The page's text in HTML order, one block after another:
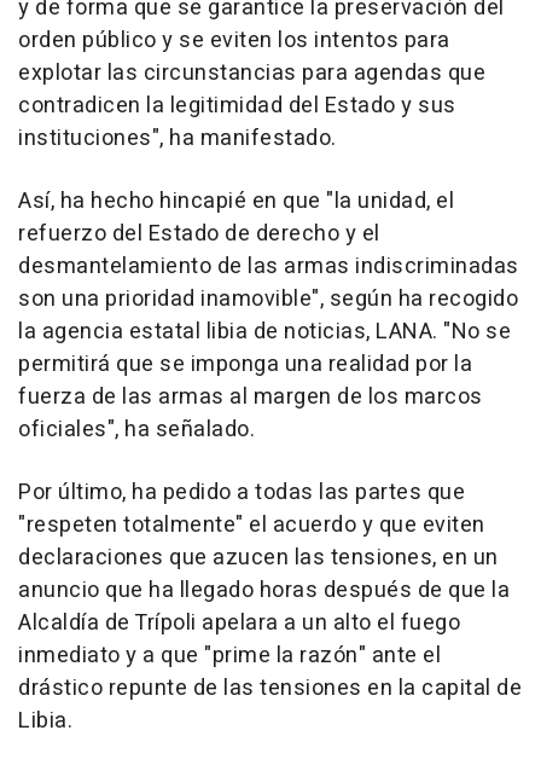
y de forma que se garantice la preservación del
orden público y se eviten los intentos para
explotar las circunstancias para agendas que
contradicen la legitimidad del Estado y sus
instituciones", ha manifestado.
Así, ha hecho hincapié en que "la unidad, el
refuerzo del Estado de derecho y el
desmantelamiento de las armas indiscriminadas
son una prioridad inamovible", según ha recogido
la agencia estatal libia de noticias, LANA. "No se
permitirá que se imponga una realidad por la
fuerza de las armas al margen de los marcos
oficiales", ha señalado.
Por último, ha pedido a todas las partes que
"respeten totalmente" el acuerdo y que eviten
declaraciones que azucen las tensiones, en un
anuncio que ha llegado horas después de que la
Alcaldía de Trípoli apelara a un alto el fuego
inmediato y a que "prime la razón" ante el
drástico repunte de las tensiones en la capital de
Libia.